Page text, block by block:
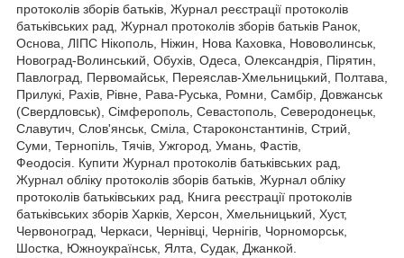
протоколів зборів батьків, Журнал реєстрації протоколів
батьківських рад, Журнал протоколів зборів батьків Ранок,
Основа, ЛІПС Нікополь, Ніжин, Нова Каховка, Нововолинськ,
Новоград-Волинський, Обухів, Одеса, Олександрія, Пірятин,
Павлоград, Первомайськ, Переяслав-Хмельницький, Полтава,
Прилукі, Рахів, Рівне, Рава-Руська, Ромни, Самбір, Довжанськ
(Свердловськ), Сімферополь, Севастополь, Северодонецьк,
Славутич, Слов'янськ, Сміла, Староконстантинів, Стрий,
Суми, Тернопіль, Тячів, Ужгород, Умань, Фастів,
Феодосія. Купити Журнал протоколів батьківських рад,
Журнал обліку протоколів зборів батьків, Журнал обліку
протоколів батьківських рад, Книга реєстрації протоколів
батьківських зборів Харків, Херсон, Хмельницький, Хуст,
Червоноград, Черкаси, Чернівці, Чернігів, Чорноморськ,
Шостка, Южноукраїнськ, Ялта, Судак, Джанкой.